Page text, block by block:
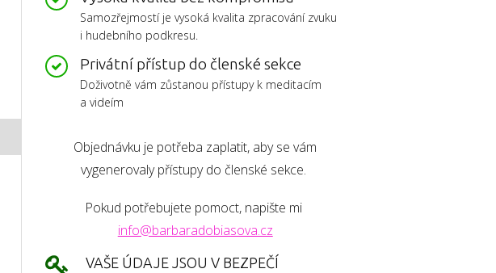
Samozřejmostí je vysoká kvalita zpracování zvuku
i hudebního podkresu.
Privátní přístup do členské sekce
Doživotně vám zůstanou přístupy k meditacím
a videím
Objednávku je potřeba zaplatit, aby se vám
vygenerovaly přístupy do členské sekce.
Pokud potřebujete pomoct, napište mi
info@barbaradobiasova.cz
VAŠE ÚDAJE JSOU V BEZPEČÍ